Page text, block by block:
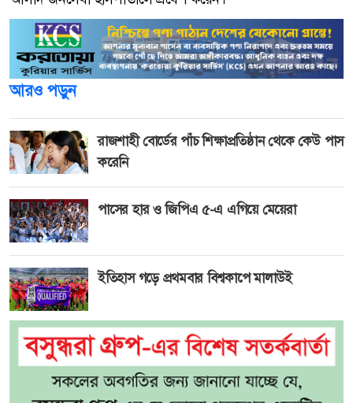
আরও পড়ুন
রাজশাহী বোর্ডের পাঁচ শিক্ষাপ্রতিষ্ঠান থেকে কেউ পাস
করেনি
পাসের হার ও জিপিএ ৫-এ এগিয়ে মেয়েরা
ইতিহাস গড়ে প্রথমবার বিশ্বকাপে মালাউই